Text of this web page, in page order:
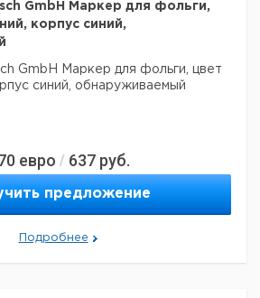
GmbH Маркер для фольги,
корпус синий,
GmbH Маркер для фольги, цвет
синий, обнаруживаемый
евро / 637 руб.
предложение
Подробнее